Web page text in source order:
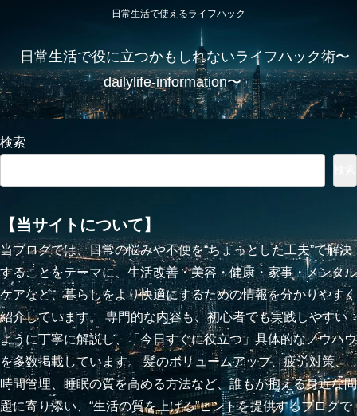
日常生活で使えるライフハック
日常生活で役に立つかもしれないライフハック術〜
dailylife-information〜
検索
【当サイトについて】
当ブログでは、日常の悩みや不便を“ちょっとした工夫”で解決
することをテーマに、生活改善・美容・健康・家事・メンタル
ケアなど、暮らしをより快適にするための情報を分かりやすく
紹介しています。 専門的な内容も、初心者でも実践しやすい
ように丁寧に解説し、「今日すぐに役立つ」具体的なノウハウ
を多数掲載しています。 髪のボリュームアップ、疲労対策、
時間管理、睡眠の質を高める方法など、誰もが抱える身近な問
題に寄り添い、“生活の質を上げる”ヒントを提供するブログで